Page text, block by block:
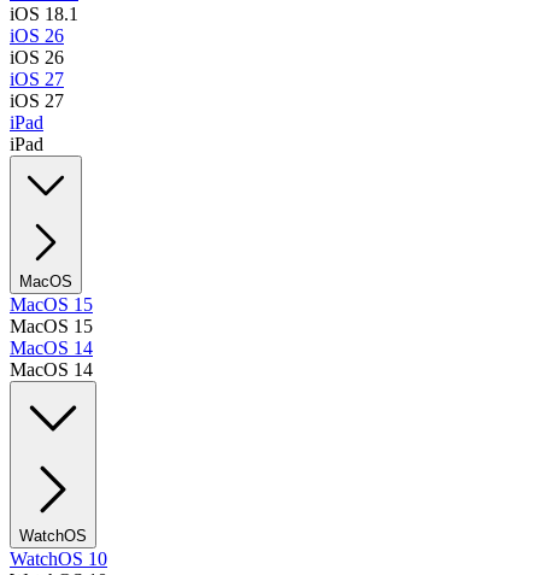
iOS 18.1
iOS 26
iOS 26
iOS 27
iOS 27
iPad
iPad
MacOS
MacOS 15
MacOS 15
MacOS 14
MacOS 14
WatchOS
WatchOS 10